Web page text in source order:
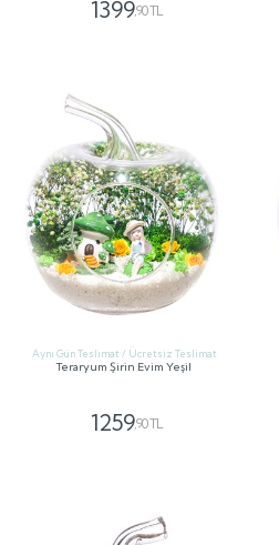
1399,90 TL
Aynı Gün Teslimat / Ücretsiz Teslimat
Teraryum Şirin Evim Yeşil
1259,90 TL